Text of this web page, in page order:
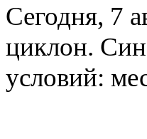
Сегодня, 7
циклон.
условий: